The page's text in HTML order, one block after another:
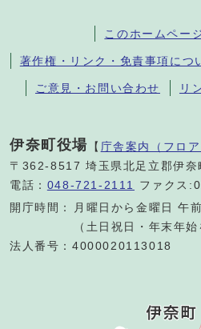
このホームペー
著作権・リンク・免責事項につ
ご意見・お問い合わせ リ
伊奈町役場 【 庁舎案内（フロア
〒362-8517 埼玉県北足立郡伊奈
電話： 048-721-2111
ファクス
開庁時間：
月曜日から金曜日 午
（土日祝日・年末年始
法人番号：4000020113018